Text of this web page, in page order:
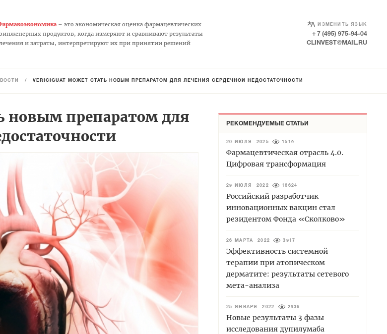
– это экономическая оценка фармацевтических
продуктов, когда измеряют и сравнивают результаты
и затраты, интерпретируют их при принятии решений
ИЗМЕНИТЬ ЯЗЫК
SELECT LANGUAGE
+ 7 (495) 975-94-04
CLINVEST@MAIL.RU
/ VERICIGUAT МОЖЕТ СТАТЬ НОВЫМ ПРЕПАРАТОМ ДЛЯ ЛЕЧЕНИЯ СЕРДЕЧНОЙ НЕДОСТАТОЧНОСТИ
новым препаратом для
РЕКОМЕНДУЕМЫЕ СТАТЬИ
20 ИЮЛЯ 2025 1519
Фармацевтическая отрасль 4.0.
Цифровая трансформация
29 ИЮЛЯ 2022 16624
Российский разработчик
инновационных вакцин стал
резидентом Фонда «Сколково»
26 МАРТА 2022 3917
Эффективность системной
терапии при атопическом
дерматите: результаты сетевого
мета-анализа
25 ЯНВАРЯ 2022 2936
Новые результаты 3 фазы
исследования дупилумаба